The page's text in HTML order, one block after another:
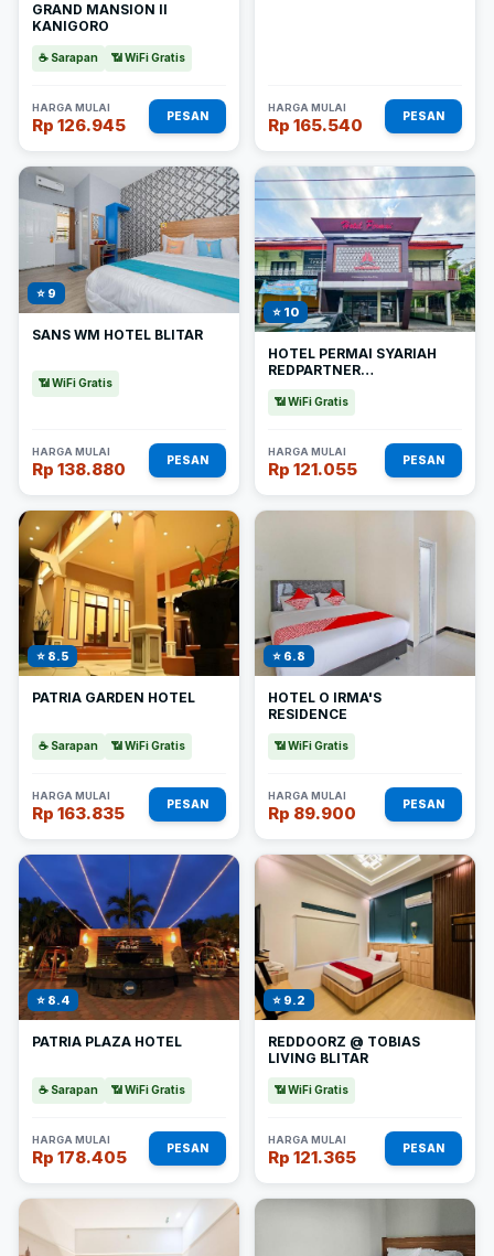
GRAND MANSION II
KANIGORO
☕ Sarapan 📶 WiFi Gratis
HARGA MULAI
Rp 126.945 PESAN
HARGA MULAI
Rp 165.540 PESAN
⭐ 9
SANS WM HOTEL BLITAR
📶 WiFi Gratis
HARGA MULAI
Rp 138.880 PESAN
⭐ 10
HOTEL PERMAI SYARIAH
REDPARTNER
📶 WiFi Gratis
HARGA MULAI
Rp 121.055 PESAN
⭐ 8.5
PATRIA GARDEN HOTEL
☕ Sarapan 📶 WiFi Gratis
HARGA MULAI
Rp 163.835 PESAN
⭐ 6.8
HOTEL O IRMA'S
RESIDENCE
📶 WiFi Gratis
HARGA MULAI
Rp 89.900 PESAN
⭐ 8.4
PATRIA PLAZA HOTEL
☕ Sarapan 📶 WiFi Gratis
HARGA MULAI
Rp 178.405 PESAN
⭐ 9.2
REDDOORZ @ TOBIAS
LIVING BLITAR
📶 WiFi Gratis
HARGA MULAI
Rp 121.365 PESAN